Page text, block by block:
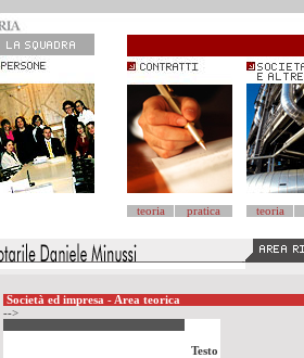
teoria pratica teoria
Società ed impresa - Area teorica
-->
Testo